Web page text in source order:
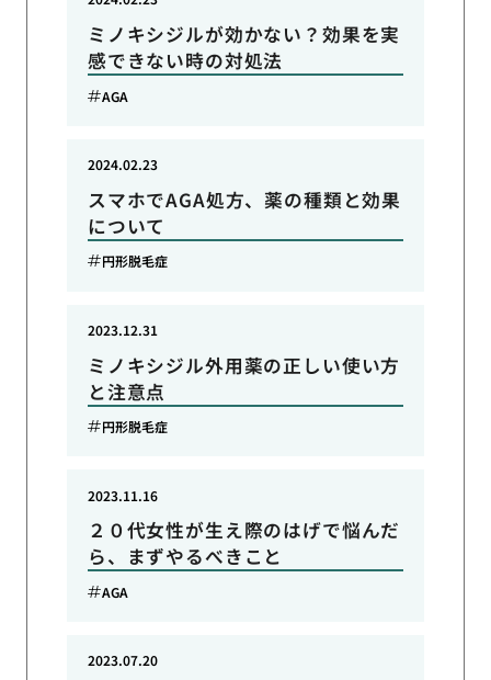
ミノキシジルが効かない？効果を実
感できない時の対処法
AGA
スマホでAGA処方、薬の種類と効果
について
2024.02.23
円形脱毛症
ミノキシジル外用薬の正しい使い方
と注意点
2023.12.31
円形脱毛症
２０代女性が生え際のはげで悩んだ
ら、まずやるべきこと
2023.11.16
AGA
2023.07.20